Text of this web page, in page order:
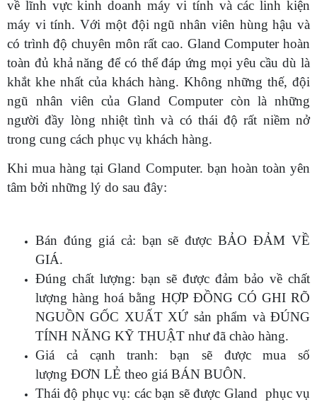
về lĩnh vực kinh doanh máy vi tính và các linh kiện
máy vi tính. Với một đội ngũ nhân viên hùng hậu và
có trình độ chuyên môn rất cao. Gland Computer hoàn
toàn đủ khả năng để có thể đáp ứng mọi yêu cầu dù là
khắt khe nhất của khách hàng. Không những thế, đội
ngũ nhân viên của Gland Computer còn là những
người đầy lòng nhiệt tình và có thái độ rất niềm nở
trong cung cách phục vụ khách hàng.
Khi mua hàng tại Gland Computer. bạn hoàn toàn yên
tâm bởi những lý do sau đây:
Bán đúng giá cả: bạn sẽ được BẢO ĐẢM VỀ
GIÁ.
Đúng chất lượng: bạn sẽ được đảm bảo về chất
lượng hàng hoá bằng HỢP ĐỒNG CÓ GHI RÕ
NGUỒN GỐC XUẤT XỨ sản phẩm và ĐÚNG
TÍNH NĂNG KỸ THUẬT như đã chào hàng.
Giá cả cạnh tranh: bạn sẽ được mua số
lượng ĐƠN LẺ theo giá BÁN BUÔN.
Thái độ phục vụ: các bạn sẽ được Gland phục vụ